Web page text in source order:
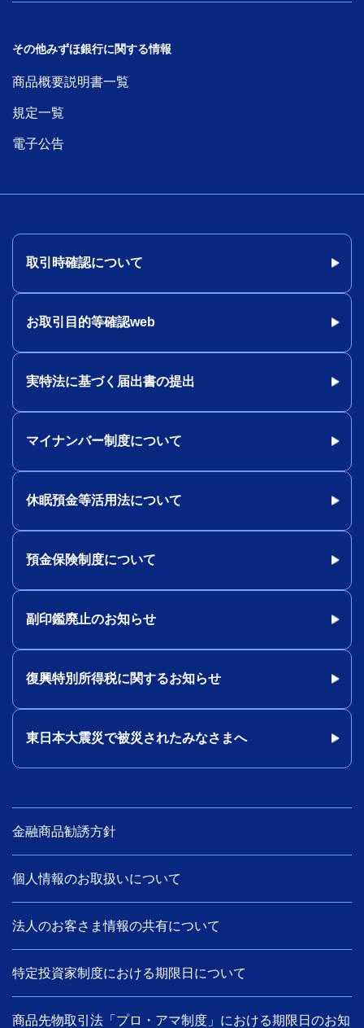
その他みずほ銀行に関する情報
商品概要説明書一覧
規定一覧
電子公告
取引時確認について
お取引目的等確認web
実特法に基づく届出書の提出
マイナンバー制度について
休眠預金等活用法について
預金保険制度について
副印鑑廃止のお知らせ
復興特別所得税に関するお知らせ
東日本大震災で被災されたみなさまへ
金融商品勧誘方針
個人情報のお取扱いについて
法人のお客さま情報の共有について
特定投資家制度における期限日について
商品先物取引法「プロ・アマ制度」における期限日のお知